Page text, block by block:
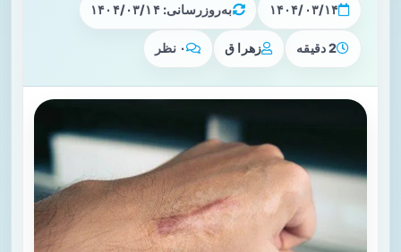
۱۴۰۴/۰۳/۱۴ به‌روزرسانی: ۱۴۰۴/۰۳/۱۴
2 دقیقه زهرا ق ۰ نظر